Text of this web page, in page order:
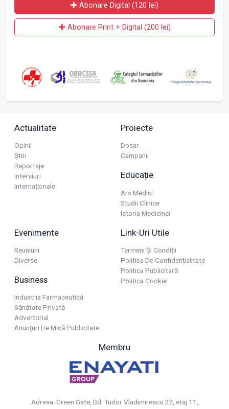
Abonare Digital (120 lei)
Abonare Print + Digital (200 lei)
Actualitate
Opinii
Știri
Reportaje
Interviuri
Internaționale
Proiecte
Dosar
Campanii
Educație
Ars Medici
Studii Clinice
Istoria Medicinei
Evenimente
Reuniuni
Diverse
Business
Industria Farmaceutică
Sănătate Privată
Advertorial
Anunțuri De Mică Publicitate
Link-Uri Utile
Termeni Și Condiții
Politica De Confidențialitate
Politica Publicitară
Politica Cookie
Membru
Adresa: Green Gate, Bd. Tudor Vladimirescu 22, etaj 11,